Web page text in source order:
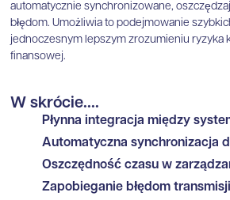
automatycznie synchronizowane,
błędom. Umożliwia to podejmowanie
jednoczesnym lepszym zrozumieniu ryzyka
finansowej.
W skrócie....
Płynna integracja między
Automatyczna synchronizacja
Oszczędność czasu w
Zapobieganie błędom